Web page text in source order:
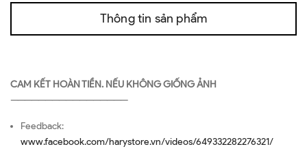
Thông tin sản phẩm
CAM KẾT HOÀN TIỀN. NẾU KHÔNG GIỐNG ẢNH
—————————————————
Feedback:
www.facebook.com/harystore.vn/videos/649332282276321/